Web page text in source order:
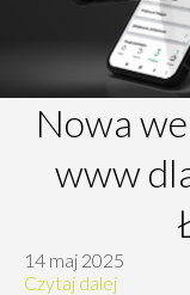
Nowa
www
14 maj 2025
Czytaj dalej